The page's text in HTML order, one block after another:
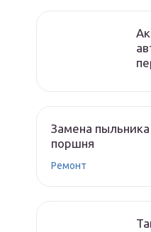
Замена пыльника
поршня
Ремонт